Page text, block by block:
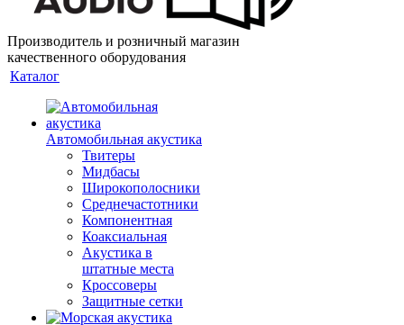
Производитель и розничный магазин
качественного оборудования
Каталог
Автомобильная акустика
Твитеры
Мидбасы
Широкополосники
Среднечастотники
Компонентная
Коаксиальная
Акустика в
штатные места
Кроссоверы
Защитные сетки